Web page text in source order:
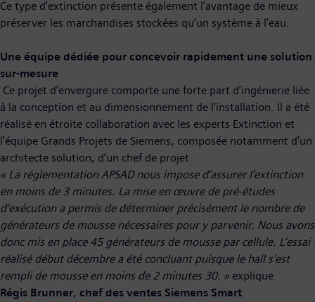
Ce type d’extinction présente également l’avantage de mieux
préserver les marchandises stockées qu’un système à l’eau.
Une équipe dédiée pour concevoir rapidement une solution
sur-mesure
Ce projet d’envergure comporte une forte part d’ingénierie liée
à la conception et au dimensionnement de l’installation. Il a été
réalisé en étroite collaboration avec les experts Extinction et
l’équipe Grands Projets de Siemens, composée notamment d’un
architecte solution, d’un chef de projet.
« La réglementation APSAD nous impose d’assurer l’extinction
en moins de 3 minutes. La mise en œuvre de pré-études
d’exécutiona permis de déterminer précisément le nombre de
générateurs de mousse nécessaires pour y parvenir. Nous avons
donc mis en place 45 générateurs de mousse par cellule. L’essai
réalisé début décembre a été concluant puisque le hall s’est
rempli de mousse en moins de 2 minutes 30. » explique
Régis Brunner, chef des ventes Siemens Smart